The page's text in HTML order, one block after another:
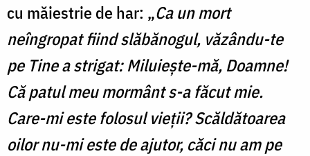
cu măiestrie de har: „Ca un mort
neîngropat fiind slăbănogul, văzându-te
pe Tine a strigat: Miluiește-mă, Doamne!
Că patul meu mormânt s-a făcut mie.
Care-mi este folosul vieții? Scăldătoarea
oilor nu-mi este de ajutor, căci nu am pe